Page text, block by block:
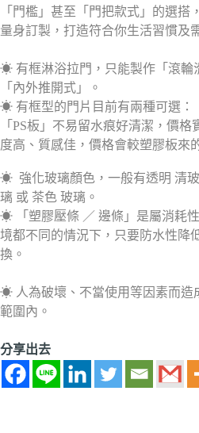
「門檻」甚至「門把款式」的選搭，
量身訂製，打造符合你生活習慣及
☀ 有框淋浴拉門，只能製作「滾輪
「內外推開式」。
☀ 有框型的門片目前有兩種可選：
「PS板」不易留水痕好清潔，價
度高、質感佳，價格會較塑膠板來
☀ 強化玻璃顏色，一般有透明 清
璃 或 茶色 玻璃。
☀ 「塑膠壓條 ／ 邊條」是屬消耗
境都不同的情況下，只要防水性降
換。
☀ 人為破壞、不當使用等因素而造
範圍內。
分享出去